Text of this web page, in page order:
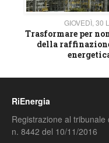
GIOVEDÌ, 30
Trasformare per
della
RiEnergia
Registrazione al tribunale
n. 8442 del 10/11/2016